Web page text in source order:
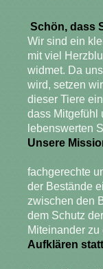
Schön, dass
Wir sind ein
mit viel
widmet. Da
wird, setzen
dieser Tiere
dass Mitgefühl
lebenswerten
Unsere
Wir
fachgerechte
der Bestände
zwischen den
dem Schutz
Miteinander zu
Aufklären